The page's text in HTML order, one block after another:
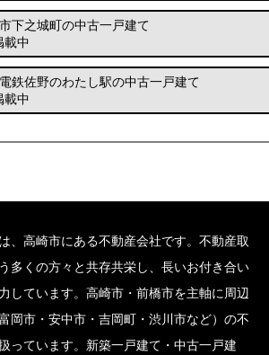
下之城町の中古一戸建て
載中
鉄佐野のわたし駅の中古一戸建て
載中
、高崎市にある不動産会社です。不動産取
多くの方々と共存共栄し、長いお付き合い
しています。高崎市・前橋市を主軸に周辺
岡市・安中市・吉岡町・渋川市など）の不
っています。新築一戸建て・中古一戸建